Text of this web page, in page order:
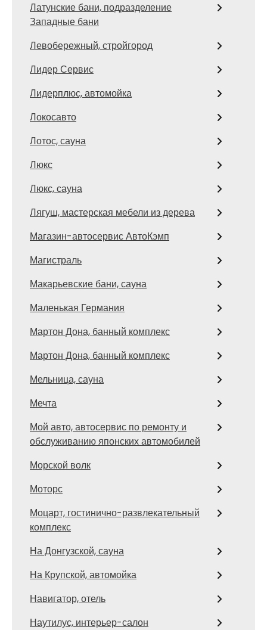
Латунские бани, подразделение
Западные бани
Левобережный, стройгород
Лидер Сервис
Лидерплюс, автомойка
Локосавто
Лотос, сауна
Люкс
Люкс, сауна
Лягуш, мастерская мебели из дерева
Магазин-автосервис АвтоКэмп
Магистраль
Макарьевские бани, сауна
Маленькая Германия
Мартон Дона, банный комплекс
Мартон Дона, банный комплекс
Мельница, сауна
Мечта
Мой авто, автосервис по ремонту и
обслуживанию японских автомобилей
Морской волк
Моторс
Моцарт, гостинично-развлекательный
комплекс
На Донгузской, сауна
На Крупской, автомойка
Навигатор, отель
Наутилус, интерьер-салон